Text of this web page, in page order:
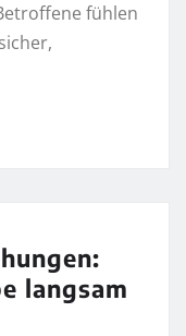
fühlen
langsam